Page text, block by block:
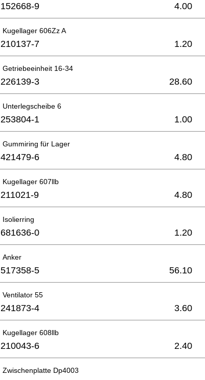
152668-9 4.00
Kugellager 606Zz A
210137-7 1.20
Getriebeeinheit 16-34
226139-3 28.60
Unterlegscheibe 6
253804-1 1.00
Gummiring für Lager
421479-6 4.80
Kugellager 607llb
211021-9 4.80
Isolierring
681636-0 1.20
Anker
517358-5 56.10
Ventilator 55
241873-4 3.60
Kugellager 608llb
210043-6 2.40
Zwischenplatte Dp4003